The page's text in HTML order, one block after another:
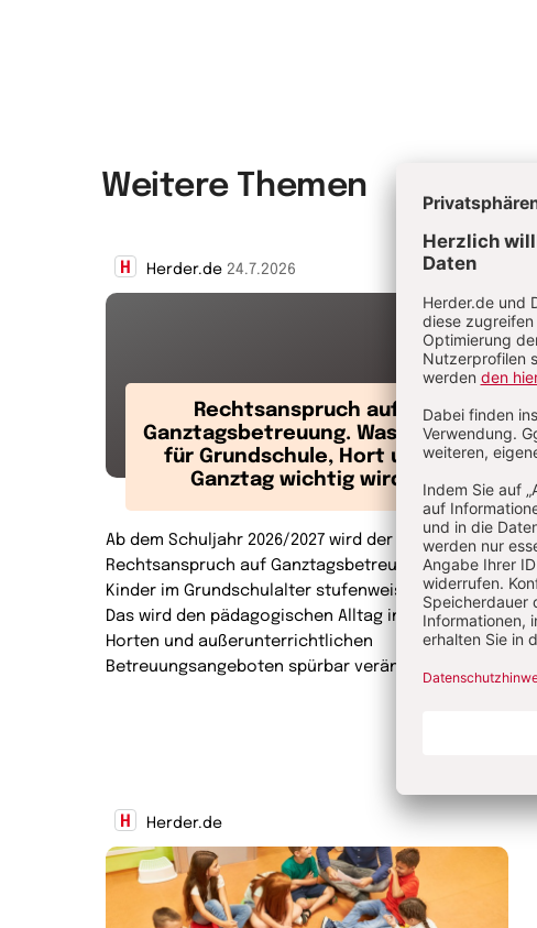
Weitere Themen
Herder.de 24.7.2026
Rechtsanspruch auf
Ganztagsbetreuung. Was jetzt
für Grundschule, Hort und
Ganztag wichtig wird
Ab dem Schuljahr 2026/2027 wird der
Rechtsanspruch auf Ganztagsbetreuung für
Kinder im Grundschulalter stufenweise eingeführt.
Das wird den pädagogischen Alltag in Schulen,
Horten und außerunterrichtlichen
Betreuungsangeboten spürbar verändern.
Herder.de